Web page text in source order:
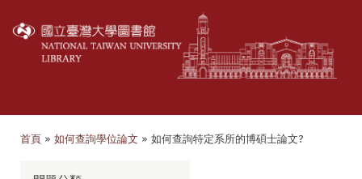
首頁 » 如何查詢學位論文 » 如何查詢特定系所的博碩士論文?